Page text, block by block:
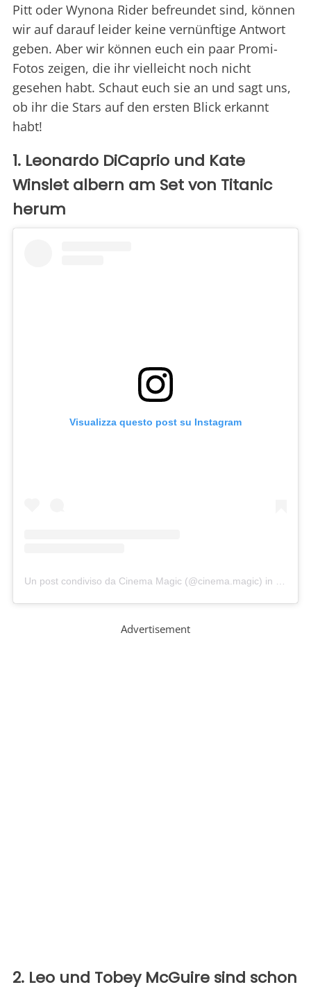
Pitt oder Wynona Rider befreundet sind, können
wir auf darauf leider keine vernünftige Antwort
geben. Aber wir können euch ein paar Promi-
Fotos zeigen, die ihr vielleicht noch nicht
gesehen habt. Schaut euch sie an und sagt uns,
ob ihr die Stars auf den ersten Blick erkannt
habt!
1. Leonardo DiCaprio und Kate
Winslet albern am Set von Titanic
herum
Visualizza questo post su Instagram
Un post condiviso da Cinema Magic (@cinema.magic) in data:
Advertisement
2. Leo und Tobey McGuire sind schon